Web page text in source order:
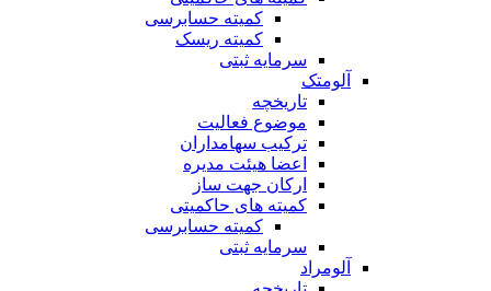
کمیته حسابرسی
کمیته ریسک
سرمایه ثبتی
آلومتک
تاریخچه
موضوع فعالیت
ترکیب سهامداران
اعضا هیئت مدیره
ارکان جهت ساز
کمیته های حاکمیتی
کمیته حسابرسی
سرمایه ثبتی
آلومراد